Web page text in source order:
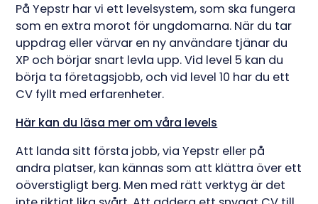
På Yepstr har vi ett levelsystem, som ska fungera
som en extra morot för ungdomarna. När du tar
uppdrag eller värvar en ny användare tjänar du
XP och börjar snart levla upp. Vid level 5 kan du
börja ta företagsjobb, och vid level 10 har du ett
CV fyllt med erfarenheter.
Här kan du läsa mer om våra levels
Att landa sitt första jobb, via Yepstr eller på
andra platser, kan kännas som att klättra över ett
oöverstigligt berg. Men med rätt verktyg är det